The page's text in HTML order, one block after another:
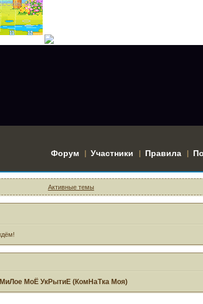
Форум Участники Правила
Активные темы
МиЛое МоЁ УкРытиЕ (КомНаТка Моя)